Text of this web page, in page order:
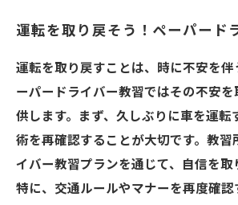
ペーパードライバー教習で自信
あなたも運転を楽しもう
運転を取り戻そう！ペーパード
運転を取り戻すことは、時に不安を
ーパードライバー教習ではその不安
供します。まず、久しぶりに車を運転
術を再確認することが大切です。教習
イバー教習プランを通じて、自信を取
特に、交通ルールやマナーを再度確